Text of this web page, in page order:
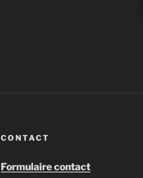
CONTACT
Formulaire contact